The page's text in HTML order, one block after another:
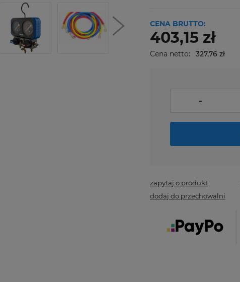
CENA BRUTTO:
403,15 zł
Cena netto: 327,76 zł
-
zapytaj o produkt
dodaj do przechowalni